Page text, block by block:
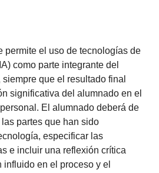
permite el uso de tecnologías de
como parte integrante del
que el resultado final
significativa del alumnado en el
El alumnado deberá de
partes que han sido
especificar las
e incluir una reflexión crítica
influido en el proceso y el